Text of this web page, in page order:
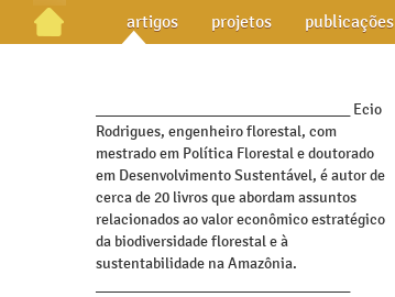
artigos projetos publicações
_________________________________ Ecio
Rodrigues, engenheiro florestal, com
mestrado em Política Florestal e doutorado
em Desenvolvimento Sustentável, é autor de
cerca de 20 livros que abordam assuntos
relacionados ao valor econômico estratégico
da biodiversidade florestal e à
sustentabilidade na Amazônia.